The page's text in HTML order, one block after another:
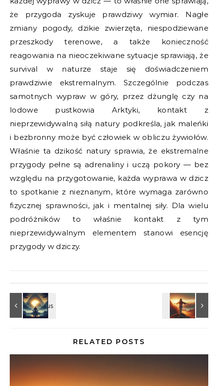
że przygoda zyskuje prawdziwy wymiar. Nagłe
zmiany pogody, dzikie zwierzęta, niespodziewane
przeszkody terenowe, a także konieczność
reagowania na nieoczekiwane sytuacje sprawiają, że
survival w naturze staje się doświadczeniem
prawdziwie ekstremalnym. Szczególnie podczas
samotnych wypraw w góry, przez dżunglę czy na
lodowe pustkowia Arktyki, kontakt z
nieprzewidywalną siłą natury podkreśla, jak maleńki
i bezbronny może być człowiek w obliczu żywiołów.
Właśnie ta dzikość natury sprawia, że ekstremalne
przygody pełne są adrenaliny i uczą pokory — bez
względu na przygotowanie, każda wyprawa w dzicz
to spotkanie z nieznanym, które wymaga zarówno
fizycznej sprawności, jak i mentalnej siły. Dla wielu
podróżników to właśnie kontakt z tym
nieprzewidywalnym elementem stanowi esencję
przygody w dziczy.
RELATED POSTS